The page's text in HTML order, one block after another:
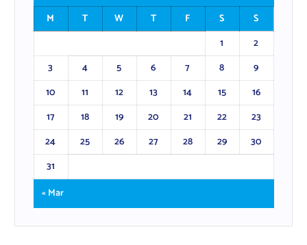
M
T W T F S
S
1
2
3
4 5 6 7 8
9
10
11 12 13 14 15
16
17
18 19 20 21 22
23
24
25 26 27 28 29
30
31
« Mar